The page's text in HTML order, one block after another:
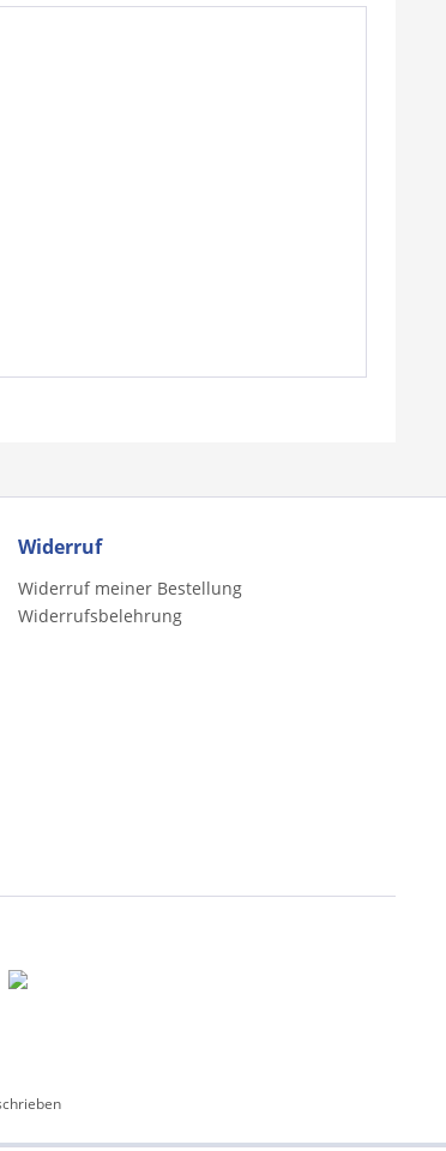
Widerruf
Widerruf meiner Bestellung
Widerrufsbelehrung